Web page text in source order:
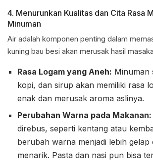
4. Menurunkan Kualitas dan Cita Rasa
Minuman
Air adalah komponen penting dalam
kuning bau besi akan merusak hasil
Rasa Logam yang Aneh: Minuman
kopi, dan sirup akan memiliki rasa
enak dan merusak aroma aslinya.
Perubahan Warna pada Makanan:
direbus, seperti kentang atau
berubah warna menjadi lebih gelap
menarik. Pasta dan nasi pun bisa